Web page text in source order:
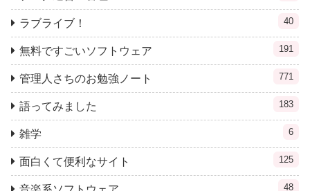
ラブライブ！ 40
無料ですごいソフトウェア 191
管理人さちのお勉強ノート 771
語ってみました 183
雑学 6
面白くて便利なサイト 125
48